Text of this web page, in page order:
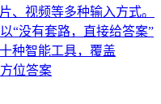
、视频等多种输入方式。
“没有套路，直接给答案”
种智能工具，覆盖
位答案